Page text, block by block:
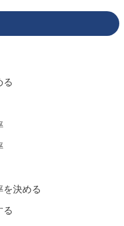
る
を決める
る